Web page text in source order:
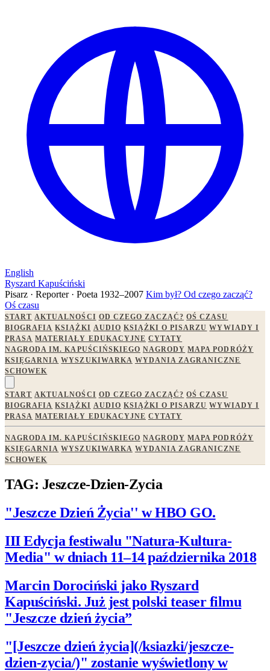
English
Ryszard Kapuściński
Pisarz · Reporter · Poeta 1932–2007 Kim był? Od czego zacząć?
Oś czasu
START AKTUALNOŚCI OD CZEGO ZACZĄĆ? OŚ CZASU
BIOGRAFIA KSIĄŻKI AUDIO KSIĄŻKI O PISARZU WYWIADY I
PRASA MATERIAŁY EDUKACYJNE CYTATY
NAGRODA IM. KAPUŚCIŃSKIEGO NAGRODY MAPA PODRÓŻY
KSIĘGARNIA WYSZUKIWARKA WYDANIA ZAGRANICZNE
SCHOWEK
START AKTUALNOŚCI OD CZEGO ZACZĄĆ? OŚ CZASU
BIOGRAFIA KSIĄŻKI AUDIO KSIĄŻKI O PISARZU WYWIADY I
PRASA MATERIAŁY EDUKACYJNE CYTATY
NAGRODA IM. KAPUŚCIŃSKIEGO NAGRODY MAPA PODRÓŻY
KSIĘGARNIA WYSZUKIWARKA WYDANIA ZAGRANICZNE
SCHOWEK
TAG: Jeszcze-Dzien-Zycia
"Jeszcze Dzień Życia'' w HBO GO.
III Edycja festiwalu "Natura-Kultura-
Media" w dniach 11–14 października 2018
Marcin Dorociński jako Ryszard
Kapuściński. Już jest polski teaser filmu
"Jeszcze dzień życia”
"[Jeszcze dzień życia](/ksiazki/jeszcze-
dzien-zycia/)" zostanie wyświetlony w